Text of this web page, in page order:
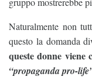
Naturalmente non
questo la domanda
queste donne viene
“propaganda pro-